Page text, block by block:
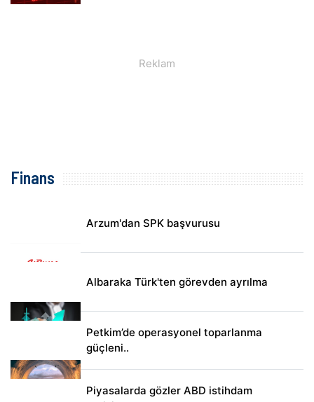
Finans
Arzum'dan SPK başvurusu
Albaraka Türk'ten görevden ayrılma
Petkim’de operasyonel toparlanma
güçleni..
Piyasalarda gözler ABD istihdam